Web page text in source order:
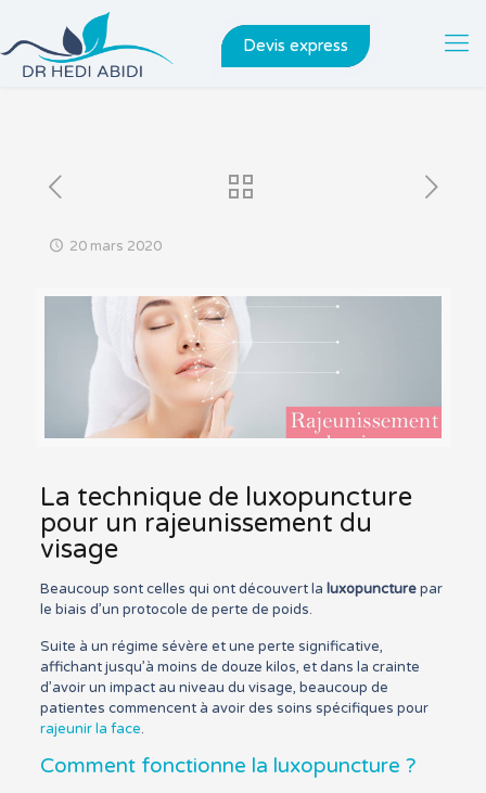
Devis express
20 mars 2020
La technique de luxopuncture
pour un rajeunissement du
visage
Beaucoup sont celles qui ont découvert la luxopuncturepar
le biais d’un protocole de perte de poids.
Suite à un régime sévère et une perte significative,
affichant jusqu’à moins de douze kilos, et dans la crainte
d’avoir un impact au niveau du visage, beaucoup de
patientes commencent à avoir des soins spécifiques pour
rajeunir la face.
Comment fonctionne la luxopuncture ?